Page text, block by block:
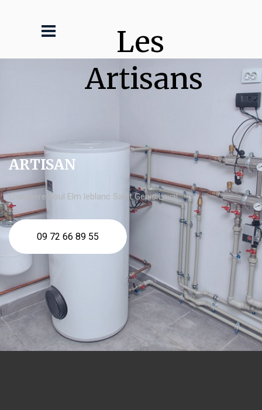
Les
Artisans
ARTISAN
chaudière fioul Elm leblanc Saint Genis Laval
09 72 66 89 55